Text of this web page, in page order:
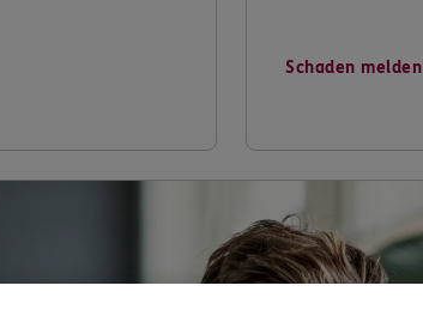
Schaden melden